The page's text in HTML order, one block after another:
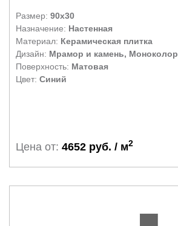
Размер: 90x30
Назначение: Настенная
Материал: Керамическая плитка
Дизайн: Мрамор и камень, Моноколор
Поверхность: Матовая
Цвет: Синий
Цена от: 4652 руб. / м2